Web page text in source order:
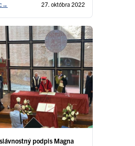
→ 27. októbra 2022
podpis Magna